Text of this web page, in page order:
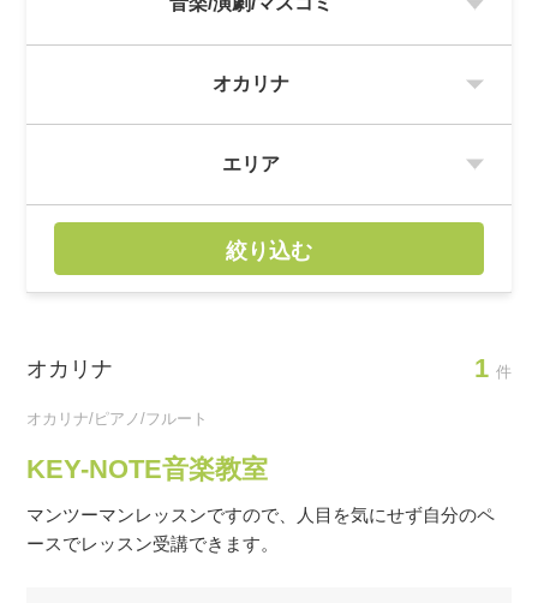
絞り込む
オカリナ 1 件
オカリナ/ピアノ/フルート
KEY-NOTE音楽教室
マンツーマンレッスンですので、人目を気にせず自分のペ
ースでレッスン受講できます。